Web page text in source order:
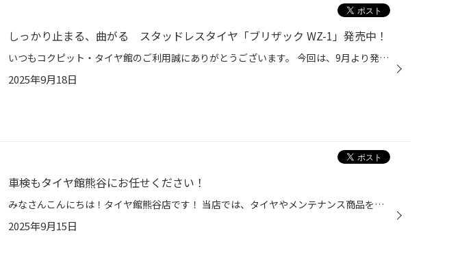
しっかり止まる、曲がる スタッドレスタイヤ「ブリザック WZ-1」発売中！
いつもコクピット・タイヤ館のご利用誠にありがとうございます。 今回は、9月より発売となった、商品設計基盤技術「ENLITEN」を搭載した, 乗用車用スタッドレスタイヤ「BLIZZAK WZ-1」についてご紹介いたします。 冬道の安心・安全を支える3つの特徴 しっかり止まる、曲がる「ブリザックWZ-1」の製...
2025年9月18日
車検もタイヤ館熊谷にお任せください！
みなさんこんにちは！タイヤ館熊谷店です！ 当店では、タイヤやメンテナンス商品をはじめ、実は車検の取り扱いもしています！ 流れとしては、車検日の2ヶ月半から2ヶ月ほど前に一度ご来店いただき、 交換する部品がないかをプロがしっかり点検し、 車検の日程を決めさせていただきます。 当店では車...
2025年9月15日